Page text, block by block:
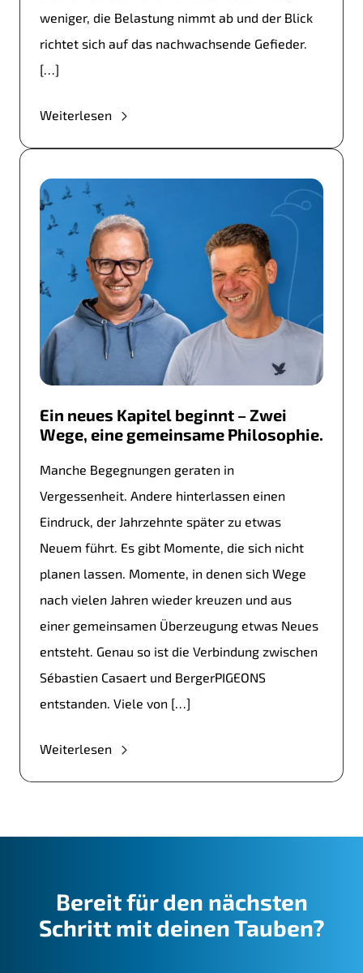
weniger, die Belastung nimmt ab und der Blick
richtet sich auf das nachwachsende Gefieder.
[…]
Weiterlesen
Ein neues Kapitel beginnt – Zwei
Wege, eine gemeinsame Philosophie.
Manche Begegnungen geraten in
Vergessenheit. Andere hinterlassen einen
Eindruck, der Jahrzehnte später zu etwas
Neuem führt. Es gibt Momente, die sich nicht
planen lassen. Momente, in denen sich Wege
nach vielen Jahren wieder kreuzen und aus
einer gemeinsamen Überzeugung etwas Neues
entsteht. Genau so ist die Verbindung zwischen
Sébastien Casaert und BergerPIGEONS
entstanden. Viele von […]
Weiterlesen
Bereit für den nächsten
Schritt mit deinen Tauben?